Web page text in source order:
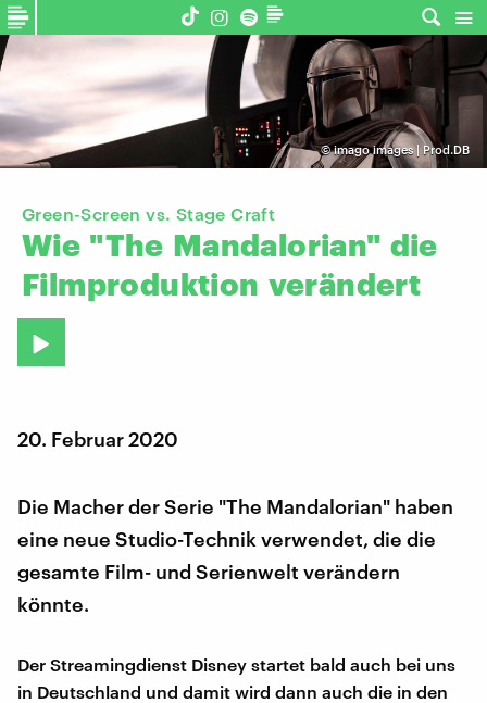
©imago images | Prod.DB
Green-Screen vs. Stage Craft
Wie "The Mandalorian" die
Filmproduktion verändert
20. Februar 2020
Die Macher der Serie "The Mandalorian" haben
eine neue Studio-Technik verwendet, die die
gesamte Film- und Serienwelt verändern
könnte.
Der Streamingdienst Disney startet bald auch bei uns
in Deutschland und damit wird dann auch die in den